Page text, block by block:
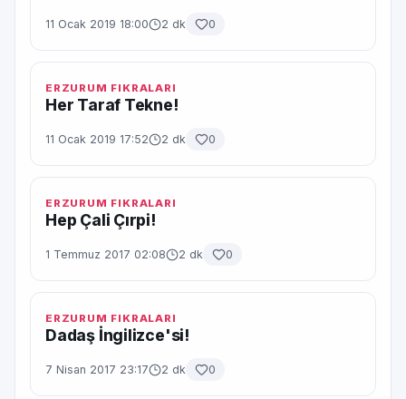
11 Ocak 2019 18:00 2 dk 0
ERZURUM FIKRALARI
Her Taraf Tekne!
11 Ocak 2019 17:52 2 dk 0
ERZURUM FIKRALARI
Hep Çali Çırpi!
1 Temmuz 2017 02:08 2 dk 0
ERZURUM FIKRALARI
Dadaş İngilizce'si!
7 Nisan 2017 23:17 2 dk 0